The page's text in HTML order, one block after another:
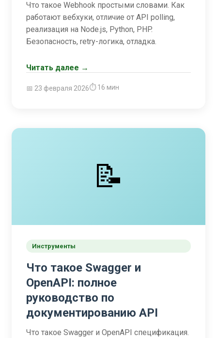
Что такое Webhook простыми словами. Как
работают вебхуки, отличие от API polling,
реализация на Node.js, Python, PHP.
Безопасность, retry-логика, отладка.
Читать далее →
📅 23 февраля 2026⏱ 16 мин
📝
Инструменты
Что такое Swagger и
OpenAPI: полное
руководство по
документированию API
Что такое Swagger и OpenAPI спецификация.